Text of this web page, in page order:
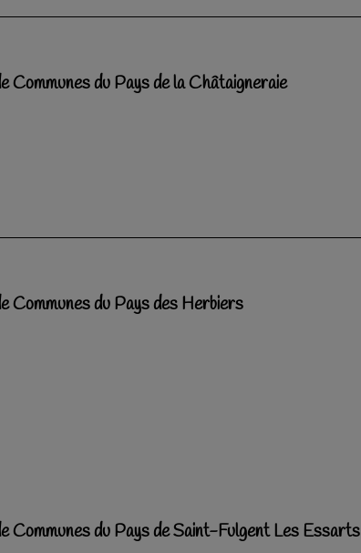
Communes du Pays de la Châtaigneraie
Communes du Pays des Herbiers
Communes du Pays de Saint-Fulgent Les Essarts